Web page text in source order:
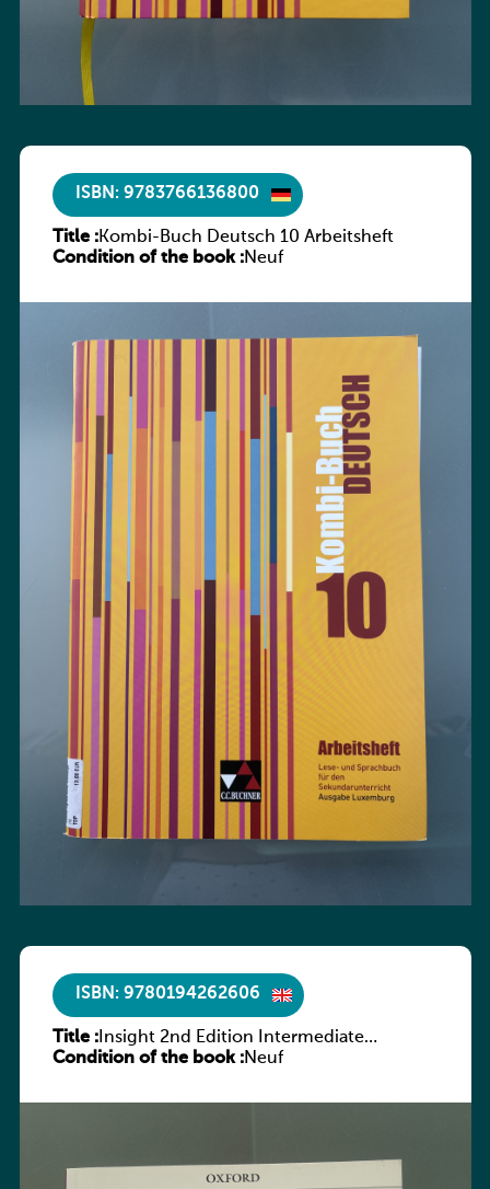
ISBN: 9783766136800
Title :Kombi-Buch Deutsch 10 Arbeitsheft
Condition of the book :Neuf
ISBN: 9780194262606
Title :Insight 2nd Edition Intermediate
Workbook
Condition of the book :Neuf